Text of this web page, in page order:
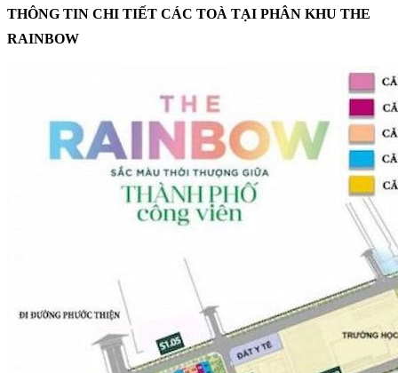
THÔNG TIN CHI TIẾT CÁC TOÀ TẠI PHÂN KHU THE
RAINBOW